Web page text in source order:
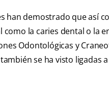
han demostrado que así
como la caries dental o la
Odontológicas y
se ha visto ligadas